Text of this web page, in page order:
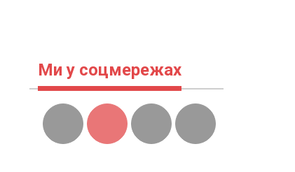
Ми у соцмережах